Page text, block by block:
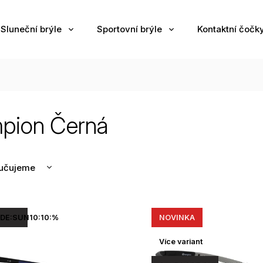
Sluneční brýle Sportovní brýle Kontaktní
Černá
NOVINKA
Více variant